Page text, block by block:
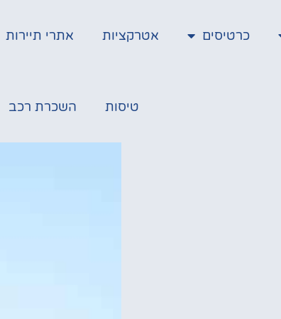
כרטיסים אטרקציות אתרי תיירות
טיסות השכרת רכב